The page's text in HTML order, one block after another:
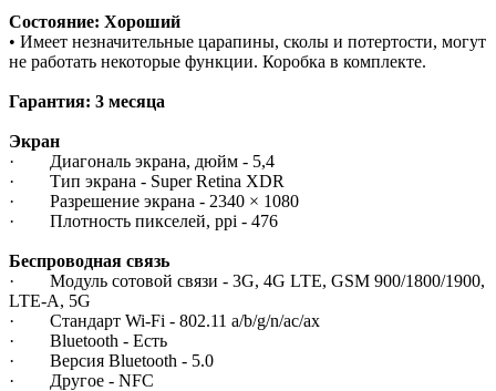
Состояние: Хороший
• Имеет незначительные царапины, сколы и потертости, могут
не работать некоторые функции. Коробка в комплекте.
Гарантия: 3 месяца
Экран
· Диагональ экрана, дюйм - 5,4
· Тип экрана - Super Retina XDR
· Разрешение экрана - 2340 × 1080
· Плотность пикселей, ppi - 476
Беспроводная связь
· Модуль сотовой связи - 3G, 4G LTE, GSM 900/1800/1900,
LTE-A, 5G
· Стандарт Wi-Fi - 802.11 a/b/g/n/ac/ax
· Bluetooth - Есть
· Версия Bluetooth - 5.0
· Другое - NFC